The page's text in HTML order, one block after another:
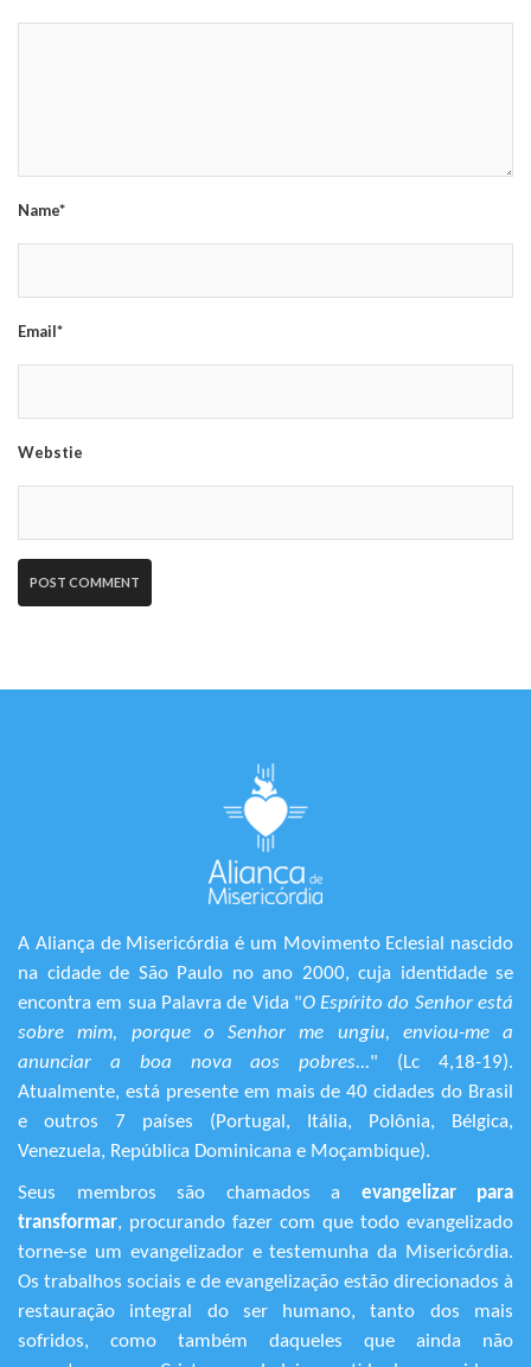
Name*
Email*
Webstie
A Aliança de Misericórdia é um Movimento Eclesial nascido
na cidade de São Paulo no ano 2000, cuja identidade se
encontra em sua Palavra de Vida "O Espírito do Senhor está
sobre mim, porque o Senhor me ungiu, enviou-me a
anunciar a boa nova aos pobres..." (Lc 4,18-19).
Atualmente, está presente em mais de 40 cidades do Brasil
e outros 7 países (Portugal, Itália, Polônia, Bélgica,
Venezuela, República Dominicana e Moçambique).
Seus membros são chamados a evangelizar para
transformar, procurando fazer com que todo evangelizado
torne-se um evangelizador e testemunha da Misericórdia.
Os trabalhos sociais e de evangelização estão direcionados à
restauração integral do ser humano, tanto dos mais
sofridos, como também daqueles que ainda não